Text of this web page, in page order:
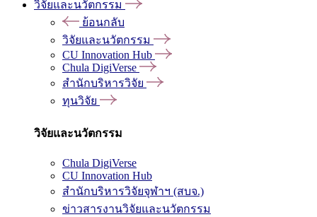
วิจัยและนวัตกรรม
ย้อนกลับ
วิจัยและนวัตกรรม
CU Innovation Hub
Chula DigiVerse
สำนักบริหารวิจัย
ทุนวิจัย
วิจัยและนวัตกรรม
Chula DigiVerse
CU Innovation Hub
สำนักบริหารวิจัยจุฬาฯ (สบจ.)
ข่าวสารงานวิจัยและนวัตกรรม